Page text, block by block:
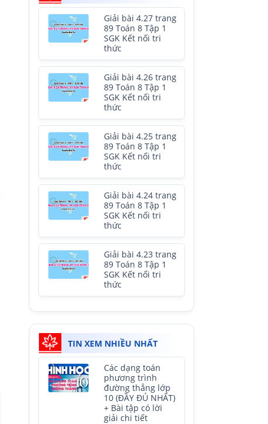
Giải bài 4.27 trang
89 Toán 8 Tập 1
SGK Kết nối tri
thức
Giải bài 4.26 trang
89 Toán 8 Tập 1
SGK Kết nối tri
thức
Giải bài 4.25 trang
89 Toán 8 Tập 1
SGK Kết nối tri
thức
Giải bài 4.24 trang
89 Toán 8 Tập 1
SGK Kết nối tri
thức
Giải bài 4.23 trang
89 Toán 8 Tập 1
SGK Kết nối tri
thức
TIN XEM NHIỀU NHẤT
Các dạng toán
phương trình
đường thẳng lớp
10 (ĐẦY ĐỦ NHẤT)
+ Bài tập có lời
giải chi tiết